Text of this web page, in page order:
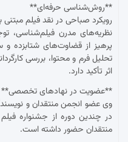
**روش‌شناسی حرفه‌ای**
رویکرد صباحی در نقد فیلم
نظریه‌های مدرن فیلم‌شناسی،
پرهیز از قضاوت‌های شتابزده
تحلیل فرم و محتوا، بررسی
اثر تأکید دارد.
**عضویت در نهادهای تخصصی**
وی عضو انجمن منتقدان و
در چندین دوره از جشنواره
منتقدان حضور داشته است.